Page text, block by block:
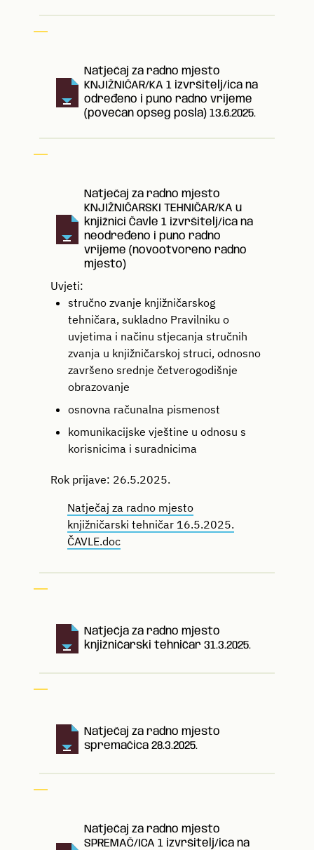
Natječaj za radno mjesto
KNJIŽNIČAR/KA 1 izvršitelj/ica na
određeno i puno radno vrijeme
(povećan opseg posla) 13.6.2025.
Natječaj za radno mjesto
KNJIŽNIČARSKI TEHNIČAR/KA u
knjižnici Čavle 1 izvršitelj/ica na
neodređeno i puno radno
vrijeme (novootvoreno radno
mjesto)
Uvjeti:
stručno zvanje knjižničarskog
tehničara, sukladno Pravilniku o
uvjetima i načinu stjecanja stručnih
zvanja u knjižničarskoj struci, odnosno
završeno srednje četverogodišnje
obrazovanje
osnovna računalna pismenost
komunikacijske vještine u odnosu s
korisnicima i suradnicima
Rok prijave: 26.5.2025.
Natječaj za radno mjesto
knjižničarski tehničar 16.5.2025.
ČAVLE.doc
Natječja za radno mjesto
knjižničarski tehničar 31.3.2025.
Natječaj za radno mjesto
spremačica 28.3.2025.
Natječaj za radno mjesto
SPREMAČ/ICA 1 izvršitelj/ica na